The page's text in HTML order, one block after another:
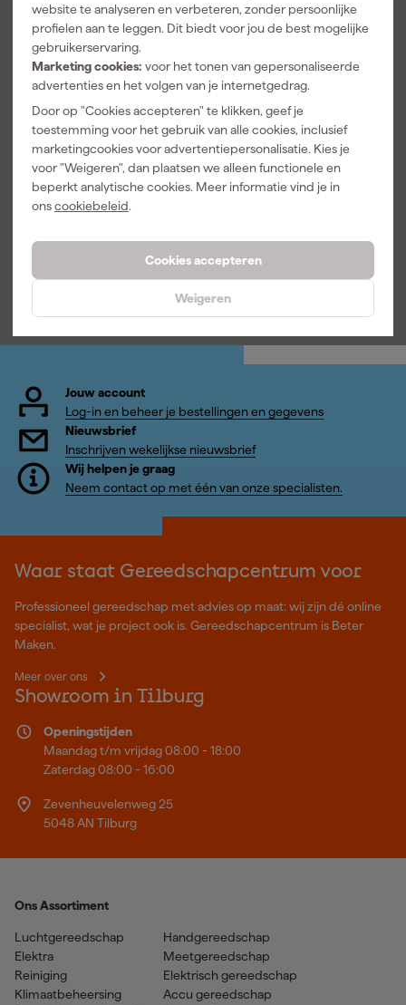
website te analyseren en verbeteren, zonder persoonlijke
profielen aan te leggen. Dit biedt voor jou de best mogelijke
gebruikerservaring.
Marketing cookies: voor het tonen van gepersonaliseerde
advertenties en het volgen van je internetgedrag.
Door op "Cookies accepteren" te klikken, geef je
toestemming voor het gebruik van alle cookies, inclusief
marketingcookies voor advertentiepersonalisatie. Kies je
voor "Weigeren", dan plaatsen we alleen functionele en
beperkt analytische cookies. Meer informatie vind je in
onscookiebeleid.
Cookies accepteren
Weigeren
Einhell
4511501
Power X-
Change 18V
Li-Ion accu -
3.0Ah
Maandag
bezorgd
-16%
49,03
Jouw account
Log-in en beheer je bestellingen en gegevens
Nieuwsbrief
Inschrijven wekelijkse nieuwsbrief
Wij helpen je graag
Neem contact op met één van onze specialisten.
Waar staat Gereedschapcentrum voor
Professioneel gereedschap met advies op maat: wij zijn dé online
specialist, wat je project ook is. Gereedschapcentrum is Beter
Maken.
Meer over ons
Showroom in Tilburg
Openingstijden
Maandag t/m vrijdag 08:00 - 18:00
Zaterdag 08:00 - 16:00
Zevenheuvelenweg 25
5048 AN Tilburg
Ons Assortiment
Luchtgereedschap
Elektra
Reiniging
Klimaatbeheersing
Handgereedschap
Meetgereedschap
Elektrisch gereedschap
Accu gereedschap